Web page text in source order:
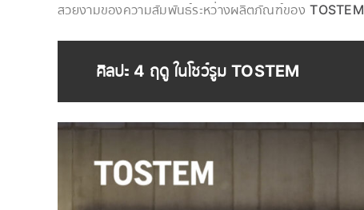
สวยงามของความสัมพันธ์ระหว่างผลิตภัณฑ์ของ
ศิลปะ 4 ฤดู ในโชว์รูม TOSTEM